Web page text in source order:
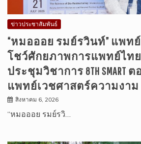
ข่าวประชาสัมพันธ์
“หมอออย รมย์รวินท์” แพท
โชว์ศักยภาพการแพทย์ไท
ประชุมวิชาการ 8TH SMART
แพทย์เวชศาสตร์ความงาม
สิงหาคม 6, 2026
“หมอออย รมย์รวิ…